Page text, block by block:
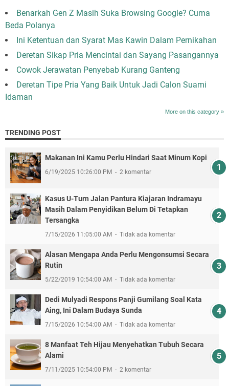
Benarkah Gen Z Masih Suka Browsing Google? Cuma
Beda Polanya
Ini Ketentuan dan Syarat Mas Kawin Dalam Pernikahan
Deretan Sikap Pria Mencintai dan Sayang Pasangannya
Cowok Jerawatan Penyebab Kurang Ganteng
Deretan Tipe Pria Yang Baik Untuk Jadi Calon Suami
Idaman
More on this category »
TRENDING POST
Makanan Ini Kamu Perlu Hindari Saat Minum Kopi
6/19/2025 10:26:00 PM 2 komentar
Kasus U-Turn Jalan Pantura Kiajaran Indramayu
Masih Dalam Penyidikan Belum Di Tetapkan
Tersangka
7/15/2026 11:05:00 AM Tidak ada komentar
Alasan Mengapa Anda Perlu Mengonsumsi Secara
Rutin
5/22/2019 10:54:00 AM Tidak ada komentar
Dedi Mulyadi Respons Panji Gumilang Soal Kata
Aing, Ini Dalam Budaya Sunda
7/15/2026 10:54:00 AM Tidak ada komentar
8 Manfaat Teh Hijau Menyehatkan Tubuh Secara
Alami
7/11/2025 10:54:00 PM 2 komentar